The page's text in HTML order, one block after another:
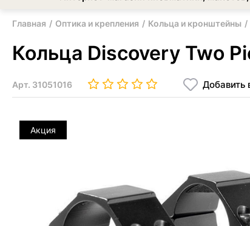
Главная Оптика и крепления Кольца и кронштейны
Кольца Discovery Two
Арт. 31051016 Добавить
Акция